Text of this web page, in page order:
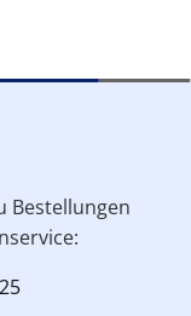
Bestellungen